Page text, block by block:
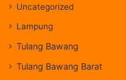
Uncategorized
Lampung
Tulang Bawang
Tulang Bawang Barat